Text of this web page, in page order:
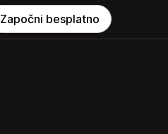
Započni besplatno